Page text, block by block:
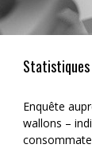
Enquête
wallons –